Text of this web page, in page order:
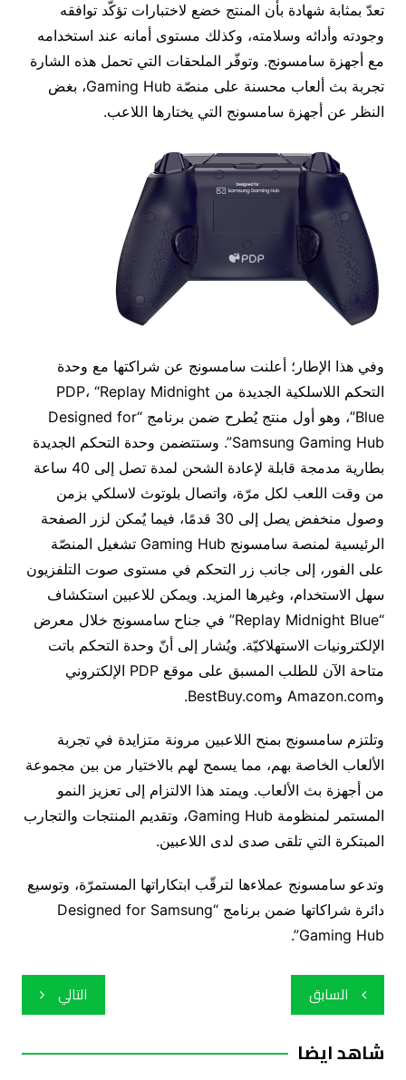
تعدّ بمثابة شهادة بأن المنتج خضع لاختبارات تؤكّد توافقه
وجودته وأدائه وسلامته، وكذلك مستوى أمانه عند استخدامه
مع أجهزة سامسونج. وتوفّر الملحقات التي تحمل هذه الشارة
تجربة بث ألعاب محسنة على منصّة Gaming Hub، بغض
النظر عن أجهزة سامسونج التي يختارها اللاعب.
وفي هذا الإطار؛ أعلنت سامسونج عن شراكتها مع وحدة
التحكم اللاسلكية الجديدة من PDP، “Replay Midnight
Blue”، وهو أول منتج يُطرح ضمن برنامج “Designed for
Samsung Gaming Hub”. وستتضمن وحدة التحكم الجديدة
بطارية مدمجة قابلة لإعادة الشحن لمدة تصل إلى 40 ساعة
من وقت اللعب لكل مرّة، واتصال بلوتوث لاسلكي بزمن
وصول منخفض يصل إلى 30 قدمًا، فيما يُمكن لزر الصفحة
الرئيسية لمنصة سامسونج Gaming Hub تشغيل المنصّة
على الفور، إلى جانب زر التحكم في مستوى صوت التلفزيون
سهل الاستخدام، وغيرها المزيد. ويمكن للاعبين استكشاف
“Replay Midnight Blue” في جناح سامسونج خلال معرض
الإلكترونيات الاستهلاكيّة. ويُشار إلى أنّ وحدة التحكم باتت
متاحة الآن للطلب المسبق على موقع PDP الإلكتروني
وAmazon.com وBestBuy.com.
وتلتزم سامسونج بمنح اللاعبين مرونة متزايدة في تجربة
الألعاب الخاصة بهم، مما يسمح لهم بالاختيار من بين مجموعة
من أجهزة بث الألعاب. ويمتد هذا الالتزام إلى تعزيز النمو
المستمر لمنظومة Gaming Hub، وتقديم المنتجات والتجارب
المبتكرة التي تلقى صدى لدى اللاعبين.
وتدعو سامسونج عملاءها لترقّب ابتكاراتها المستمرّة، وتوسيع
دائرة شراكاتها ضمن برنامج “Designed for Samsung
Gaming Hub”.
تصفّح
المقالات
السابق التالي
شاهد ايضا